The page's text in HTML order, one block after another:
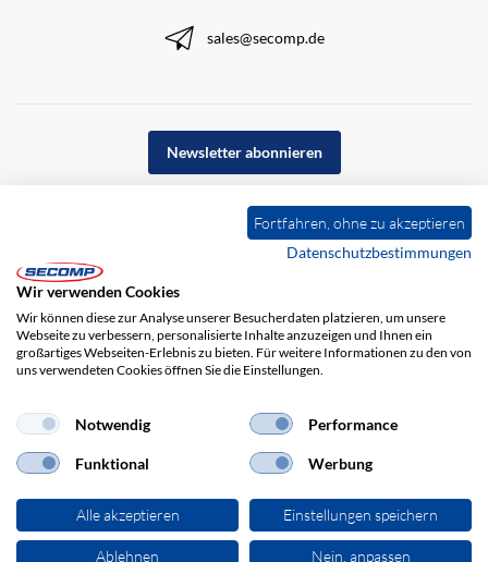
sales@secomp.de
Newsletter abonnieren
Impressum Haftungsausschluss
© 2026 SECOMP Electronic Components GmbH. Alle Rechte vorbehalten.
Fortfahren, ohne zu akzeptieren
Datenschutzbestimmungen
Wir verwenden Cookies
Wir können diese zur Analyse unserer Besucherdaten platzieren, um unsere
Webseite zu verbessern, personalisierte Inhalte anzuzeigen und Ihnen ein
großartiges Webseiten-Erlebnis zu bieten. Für weitere Informationen zu den von
uns verwendeten Cookies öffnen Sie die Einstellungen.
Notwendig Performance
Funktional Werbung
Alle akzeptieren Einstellungen speichern
Ablehnen Nein, anpassen